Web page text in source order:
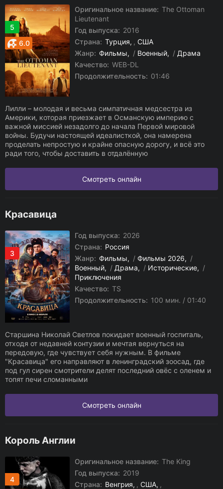
5
6.0
Оригинальное название: The Ottoman
Lieutenant
Год выпуска: 2016
Страна: Турция , США
Жанр: Фильмы / Военный / Драма
Качество: WEB-DL
Продолжительность: 01:46
Лилли – молодая и весьма симпатичная медсестра из
Америки, которая приезжает в Османскую империю с
важной миссией незадолго до начала Первой мировой
войны. Будучи настоящей идеалисткой, она намерена
проделать непростую и крайне опасную дорогу, и всё это
ради того, чтобы доставить в отдалённую
Смотреть онлайн
Красавица
3
Год выпуска: 2026
Страна: Россия
Жанр: Фильмы / Фильмы 2026
/
Военный
/ Драма / Исторические
/
Приключения
Качество: TS
Продолжительность: 100 мин. / 01:40
Старшина Николай Светлов покидает военный госпиталь,
отходя от недавней контузии и мечтая вернуться на
передовую, где чувствует себя нужным. В фильме
"Красавица" его направляют в ленинградский зоосад, где
под гул сирен смотрители делят последний овёс с оленем и
топят печи сломанными
Смотреть онлайн
Король Англии
4
Оригинальное название: The King
Год выпуска: 2019
Страна: Венгрия , США ,